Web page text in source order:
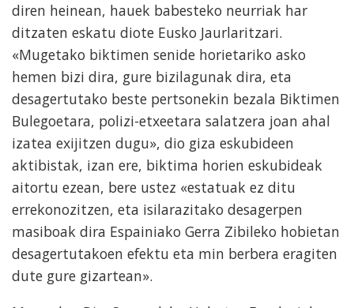
diren heinean, hauek babesteko neurriak har
ditzaten eskatu diote Eusko Jaurlaritzari.
«Mugetako biktimen senide horietariko asko
hemen bizi dira, gure bizilagunak dira, eta
desagertutako beste pertsonekin bezala Biktimen
Bulegoetara, polizi-etxeetara salatzera joan ahal
izatea exijitzen dugu», dio giza eskubideen
aktibistak, izan ere, biktima horien eskubideak
aitortu ezean, bere ustez «estatuak ez ditu
errekonozitzen, eta isilarazitako desagerpen
masiboak dira Espainiako Gerra Zibileko hobietan
desagertutakoen efektu eta min berbera eragiten
dute gure gizartean».